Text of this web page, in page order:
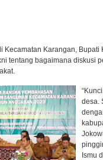
Kecamatan Karangan, Bupati
tentang bagaimana diskusi
desa.
Ismu